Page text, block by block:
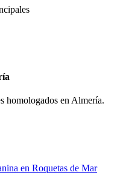
homologados en Almería.
en Roquetas de Mar